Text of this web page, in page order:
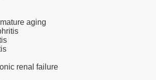
aging
renal failure